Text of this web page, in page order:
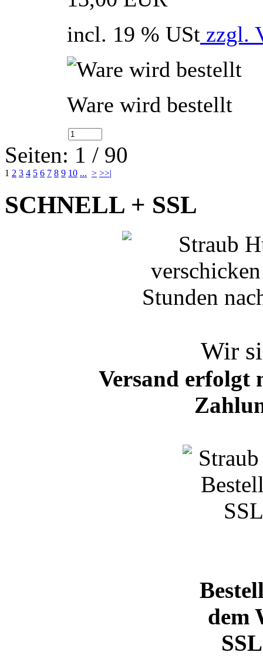
incl. 19 % USt zzgl.
Ware wird bestellt
Seiten: 1 / 90
1 2 3 4 5 6 7 8 9 10 ... > >>|
SCHNELL + SSL
Wir
Versand erfolgt
dem